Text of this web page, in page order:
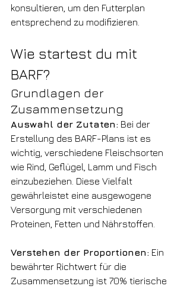
konsultieren, um den Futterplan
entsprechend zu modifizieren.
Wie startest du mit
BARF?
Grundlagen der
Zusammensetzung
Auswahl der Zutaten: Bei der
Erstellung des BARF-Plans ist es
wichtig, verschiedene Fleischsorten
wie Rind, Geflügel, Lamm und Fisch
einzubeziehen. Diese Vielfalt
gewährleistet eine ausgewogene
Versorgung mit verschiedenen
Proteinen, Fetten und Nährstoffen.
Verstehen der Proportionen: Ein
bewährter Richtwert für die
Zusammensetzung ist 70% tierische